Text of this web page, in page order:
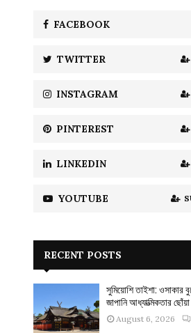
FACEBOOK
TWITTER
INSTAGRAM
PINTEREST
LINKEDIN
YOUTUBE
RECENT POSTS
সুমিয়োশি তাইশা: ওসাকার
জাপানি আধ্যাত্মিকতার ছোঁয়া
August 6, 2026